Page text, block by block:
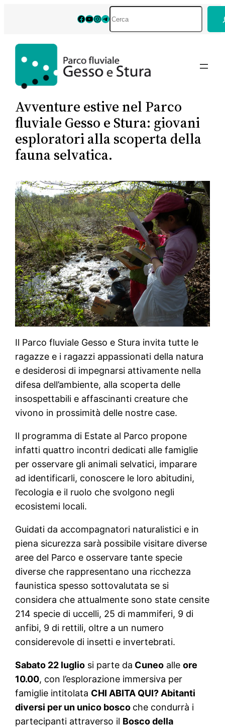
Facebook
YouTube
Instagram
Telegram
Avventure estive nel Parco
fluviale Gesso e Stura: giovani
esploratori alla scoperta della
fauna selvatica.
Il Parco fluviale Gesso e Stura invita tutte le
ragazze e i ragazzi appassionati della natura
e desiderosi di impegnarsi attivamente nella
difesa dell’ambiente, alla scoperta delle
insospettabili e affascinanti creature che
vivono in prossimità delle nostre case.
Il programma di Estate al Parco propone
infatti quattro incontri dedicati alle famiglie
per osservare gli animali selvatici, imparare
ad identificarli, conoscere le loro abitudini,
l’ecologia e il ruolo che svolgono negli
ecosistemi locali.
Guidati da accompagnatori naturalistici e in
piena sicurezza sarà possibile visitare diverse
aree del Parco e osservare tante specie
diverse che rappresentano una ricchezza
faunistica spesso sottovalutata se si
considera che attualmente sono state censite
214 specie di uccelli, 25 di mammiferi, 9 di
anfibi, 9 di rettili, oltre a un numero
considerevole di insetti e invertebrati.
Sabato 22 luglio si parte da Cuneo alleore
10.00, con l’esplorazione immersiva per
famiglie intitolata CHI ABITA QUI? Abitanti
diversi per un unico bosco che condurrà i
partecipanti attraverso il Bosco della